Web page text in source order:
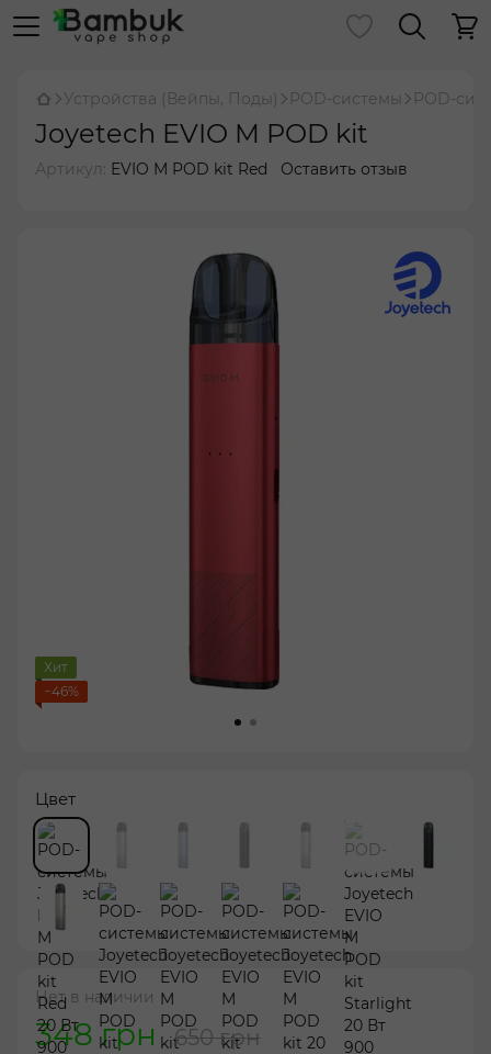
Устройства (Вейпы, Поды) POD-системы POD-
Joyetech EVIO M POD kit
Артикул: EVIO M POD kit Red Оставить отзыв
Хит
−46%
Цвет
Нет в наличии
348 грн 650 грн